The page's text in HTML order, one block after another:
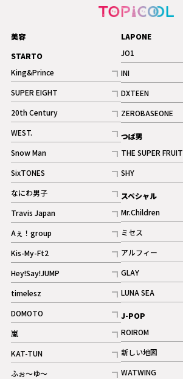
美容
STARTO
King&Prince
記事
SUPER EIGHT
記事
20th Century
記事
WEST.
記事
Snow Man
記事
ギャラリー
SixTONES
記事
ギャラリー
なにわ男子
記事
Travis Japan
記事
Aぇ！group
記事
Kis-My-Ft2
記事
ギャラリー
Hey!Say!JUMP
記事
timelesz
記事
DOMOTO
記事
嵐
記事
KAT-TUN
記事
ふぉ～ゆ～
LAPONE
JO1
記事
INI
記事
ギャラリー
DXTEEN
記事
ギャラリー
ZEROBASEONE
記事
つば男
THE SUPER FRUIT
記事
SHY
記事
スペシャル
Mr.Children
記事
ミセス
記事
アルフィー
記事
GLAY
記事
LUNA SEA
記事
J-POP
ROIROM
記事
新しい地図
記事
WATWING